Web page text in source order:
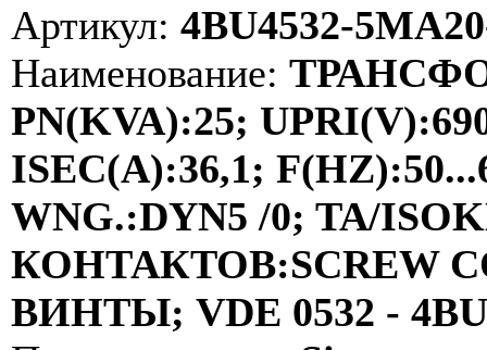
Артикул: 4BU4532-
Наименование:
PN(KVA):25;
ISEC(A):36,1;
WNG.:DYN5 /0; TA/
КОНТАКТОВ:SCREW
ВИНТЫ; VDE 0532 -